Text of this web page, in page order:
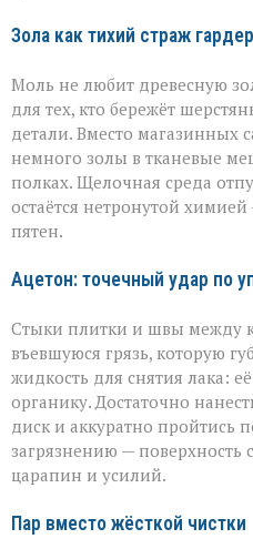
Зола как тихий страж
Моль не любит древесную
для тех, кто бережёт
детали. Вместо магазинных
немного золы в тканевые
полках. Щелочная среда
остаётся нетронутой
пятен.
Ацетон: точечный удар по
Стыки плитки и швы между
въевшуюся грязь, которую
жидкость для снятия лака:
органику. Достаточно
диск и аккуратно пройтись
загрязнению — поверхность
царапин и усилий.
Пар вместо жёсткой чистки